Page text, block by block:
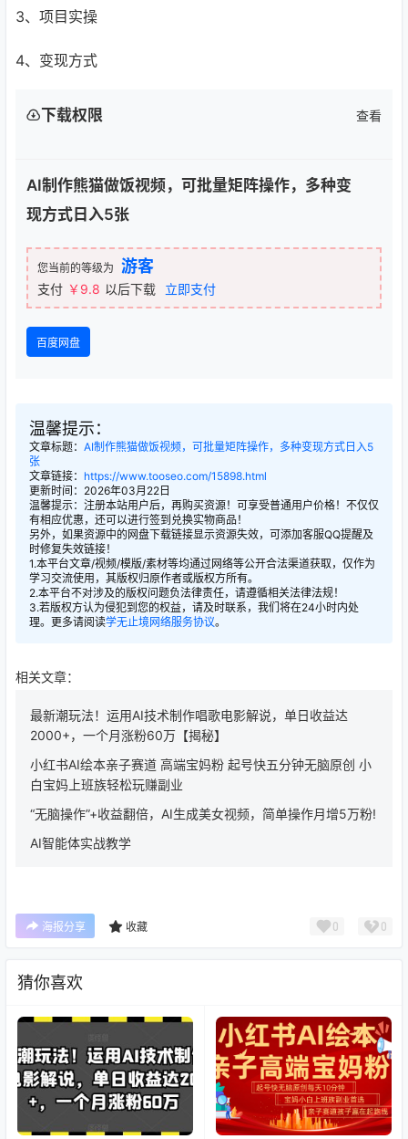
3、项目实操
4、变现方式
下载权限 查看
AI制作熊猫做饭视频，可批量矩阵操作，多种变
现方式日入5张
您当前的等级为 游客
支付 ￥9.8 以后下载 立即支付
百度网盘
温馨提示：
文章标题： AI制作熊猫做饭视频，可批量矩阵操作，多种变现方式日入5
张
文章链接： https://www.tooseo.com/15898.html
更新时间：2026年03月22日
温馨提示：注册本站用户后，再购买资源！可享受普通用户价格！不仅仅
有相应优惠，还可以进行签到兑换实物商品！
另外，如果资源中的网盘下载链接显示资源失效，可添加客服QQ提醒及
时修复失效链接！
1.本平台文章/视频/模版/素材等均通过网络等公开合法渠道获取，仅作为
学习交流使用，其版权归原作者或版权方所有。
2.本平台不对涉及的版权问题负法律责任，请遵循相关法律法规！
3.若版权方认为侵犯到您的权益，请及时联系，我们将在24小时内处
理。更多请阅读学无止境网络服务协议。
相关文章：
最新潮玩法！运用AI技术制作唱歌电影解说，单日收益达
2000+，一个月涨粉60万【揭秘】
小红书AI绘本亲子赛道 高端宝妈粉 起号快五分钟无脑原创 小
白宝妈上班族轻松玩赚副业
“无脑操作”+收益翻倍，AI生成美女视频，简单操作月增5万粉!
AI智能体实战教学
海报分享 收藏 0 0
猜你喜欢